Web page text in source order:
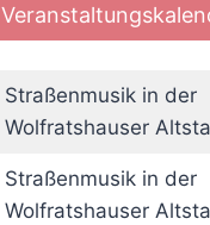
Straßenmusik in der
Wolfratshauser
Straßenmusik in der
Wolfratshauser